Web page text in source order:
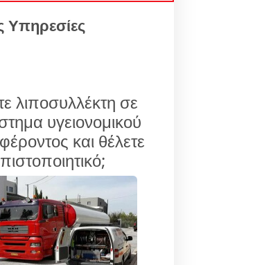
Υπηρεσίες
λιποσυλλέκτη σε
υγειονομικού
και θέλετε
πιστοποιητικό;